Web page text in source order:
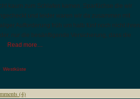
kaum zum Schlafen kamen. Sparfüchse die wir
und leider waren wir da zusammen mit
Aufforderung früh um halb fünf noch nicht ihren
nur die besänftigende Versicherung, dass die
Read more…
Westküste
(4)